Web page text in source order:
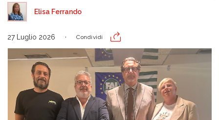
Elisa Ferrando
27 Luglio 2026 Condividi